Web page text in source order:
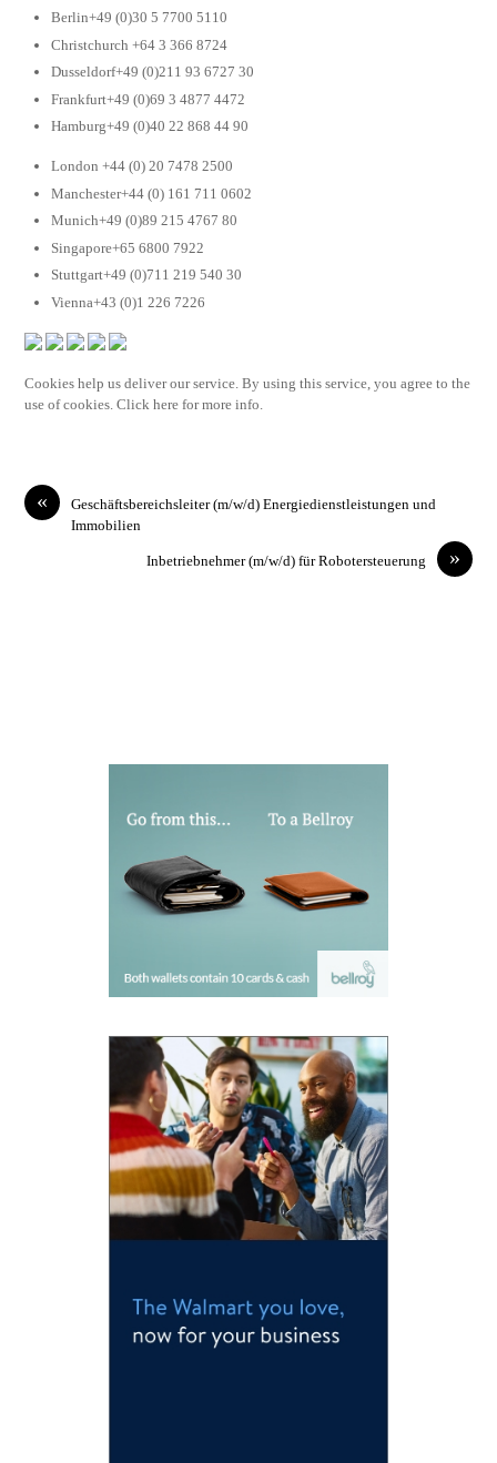
Berlin+49 (0)30 5 7700 5110
Christchurch +64 3 366 8724
Dusseldorf+49 (0)211 93 6727 30
Frankfurt+49 (0)69 3 4877 4472
Hamburg+49 (0)40 22 868 44 90
London +44 (0) 20 7478 2500
Manchester+44 (0) 161 711 0602
Munich+49 (0)89 215 4767 80
Singapore+65 6800 7922
Stuttgart+49 (0)711 219 540 30
Vienna+43 (0)1 226 7226
Cookies help us deliver our service. By using this service, you agree to the
use of cookies. Click here for more info.
«
Geschäftsbereichsleiter (m/w/d) Energiedienstleistungen und
Immobilien
»
Inbetriebnehmer (m/w/d) für Robotersteuerung